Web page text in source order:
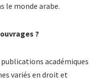
le monde arabe.
?
académiques
variés en droit et